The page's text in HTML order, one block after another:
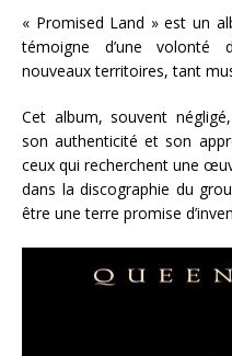
« Promised Land » est un
témoigne d’une volonté
nouveaux territoires, tant
Cet album, souvent
son authenticité et son
ceux qui recherchent une
dans la discographie du
être une terre promise